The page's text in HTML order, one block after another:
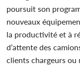
poursuit son
nouveaux
la productivité et à
d’attente des
clients chargeurs ou